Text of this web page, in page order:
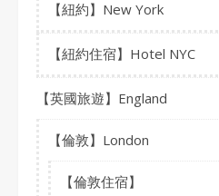
【紐約】New York
【紐約住宿】Hotel NYC
【英國旅遊】England
【倫敦】London
【倫敦住宿】